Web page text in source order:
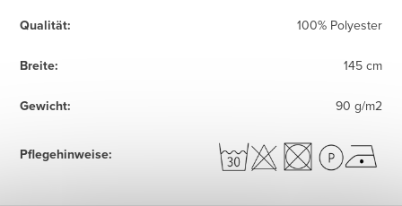
Qualität: 100% Polyester
Breite: 145 cm
Gewicht: 90 g/m2
Pflegehinweise: